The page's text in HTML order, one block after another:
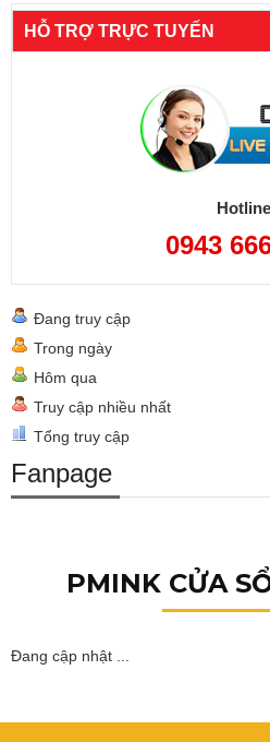
HỖ TRỢ TRỰC TUYẾN
Hotline
0943
Đang truy cập
Trong ngày
Hôm qua
Truy cập nhiều nhất
Tổng truy cập
Fanpage
PMINK CỬA
Đang cập nhật ...